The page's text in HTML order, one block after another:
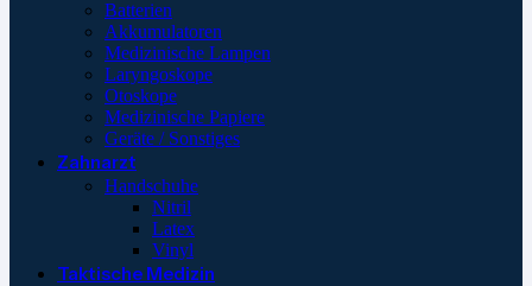
Batterien
Akkumulatoren
Medizinische Lampen
Laryngoskope
Otoskope
Medizinische Papiere
Geräte / Sonstiges
Zahnarzt
Handschuhe
Nitril
Latex
Vinyl
Taktische Medizin